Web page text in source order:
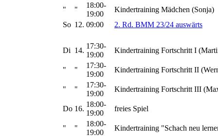
" "
18:00-
19:00
Kindertraining Mädchen (Sonja)
So 12. 09:00 2. Rd. BMM 23/24 auswärts
Di 14.
17:30-
19:00
Kindertraining Fortschritt I
" "
17:30-
19:00
Kindertraining Fortschritt II
" "
17:30-
19:00
Kindertraining Fortschritt III
Do 16.
18:00-
19:00
freies Spiel
" "
18:00-
19:00
Kindertraining "Schach neu